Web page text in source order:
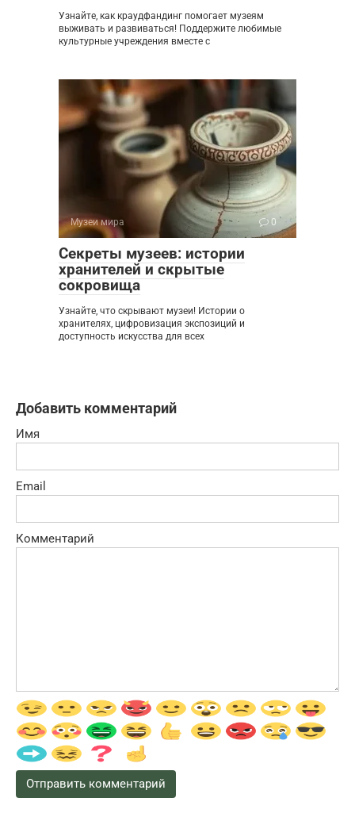
Узнайте, как краудфандинг помогает музеям
выживать и развиваться! Поддержите любимые
культурные учреждения вместе с
Музеи мира 0
Секреты музеев: истории
хранителей и скрытые
сокровища
Узнайте, что скрывают музеи! Истории о
хранителях, цифровизация экспозиций и
доступность искусства для всех
Добавить комментарий
Имя
Email
Комментарий